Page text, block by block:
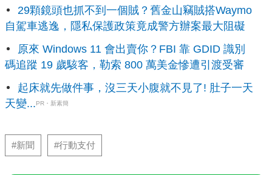
29顆鏡頭也抓不到一個賊？舊金山竊賊搭Waymo
自駕車逃逸，隱私保護政策竟成警方辦案最大阻礙
原來 Windows 11 會出賣你？FBI 靠 GDID 識別
碼追蹤 19 歲駭客，勒索 800 萬美金慘遭引渡受審
起床就先做件事，沒三天小腹就不見了! 肚子一天
天變... PR・新素簡
#新聞 #行動支付